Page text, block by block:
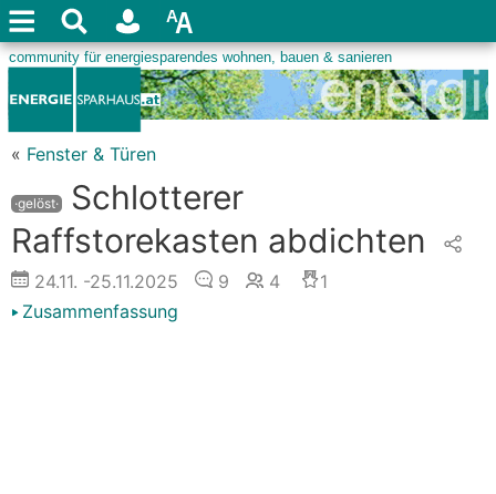
« Fenster & Türen
·gelöst·
Schlotterer
Raffstorekasten abdichten
24.11. -25.11.2025 9 4
1
Zusammenfassung